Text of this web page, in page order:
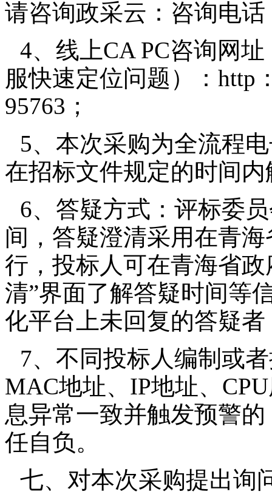
请咨询政采云：咨询电话
4、线上CA PC咨询网
服快速定位问题）：http
95763；
5、本次采购为全流程
在招标文件规定的时间
6、答疑方式：评标委
间，答疑澄清采用在青
行，投标人可在青海省
清”界面了解答疑时间等
化平台上未回复的答疑
7、不同投标人编制或
MAC地址、IP地址、
息异常一致并触发预警
任自负。
七、对本次采购提出询